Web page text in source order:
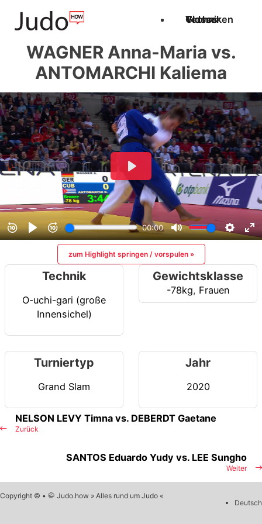
Techniken
Videos
Glossar
WAGNER Anna-Maria vs.
ANTOMARCHI Kaliema
zum Highlight springen / vorspulen »
Technik
O-uchi-gari (große
Innensichel)
Gewichtsklasse
-78kg, Frauen
Turniertyp
Grand Slam
Jahr
2020
Zurück
NELSON LEVY Timna vs. DEBERDT Gaetane
Weiter
SANTOS Eduardo Yudy vs. LEE Sungho
Copyright © • 🥋 Judo.how » Alles rund um Judo «
Deutsch